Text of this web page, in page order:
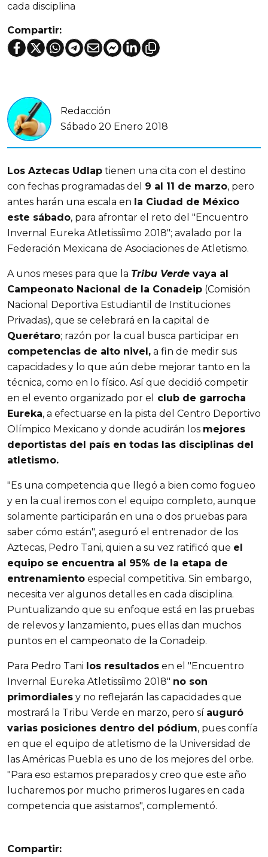
cada disciplina
Compartir:
Redacción
Sábado 20 Enero 2018
Los Aztecas Udlap tienen una cita con el destino
con fechas programadas del 9 al 11 de marzo, pero
antes harán una escala en la Ciudad de México
este sábado, para afrontar el reto del "Encuentro
Invernal Eureka Atletissiìmo 2018"; avalado por la
Federación Mexicana de Asociaciones de Atletismo.
A unos meses para que la Tribu Verde vaya al
Campeonato Nacional de la Conadeip (Comisión
Nacional Deportiva Estudiantil de Instituciones
Privadas), que se celebrará en la capital de
Querétaro; razón por la cual busca participar en
competencias de alto nivel, a fin de medir sus
capacidades y lo que aún debe mejorar tanto en la
técnica, como en lo físico. Así que decidió competir
en el evento organizado por el
club de garrocha
Eureka, a efectuarse en la pista del Centro Deportivo
Olímpico Mexicano y donde acudirán los mejores
deportistas del país en todas las disciplinas del
atletismo.
"Es una competencia que llegó a bien como fogueo
y en la cual iremos con el equipo completo, aunque
solamente participarán en una o dos pruebas para
saber cómo están", aseguró el entrenador de los
Aztecas, Pedro Tani, quien a su vez ratificó que el
equipo se encuentra al 95% de la etapa de
entrenamiento especial competitiva. Sin embargo,
necesita ver algunos detalles en cada disciplina.
Puntualizando que su enfoque está en las pruebas
de relevos y lanzamiento, pues ellas dan muchos
puntos en el campeonato de la Conadeip.
Para Pedro Tani los resultados en el "Encuentro
Invernal Eureka Atletissiìmo 2018" no son
primordiales y no reflejarán las capacidades que
mostrará la Tribu Verde en marzo, pero sí auguró
varias posiciones dentro del pódium, pues confía
en que el equipo de atletismo de la Universidad de
las Américas Puebla es uno de los mejores del orbe.
"Para eso estamos preparados y creo que este año
lucharemos por mucho primeros lugares en cada
competencia que asistamos", complementó.
Compartir: